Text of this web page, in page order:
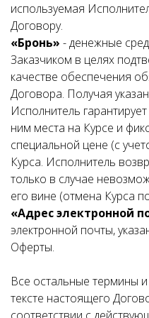
используемая
Договору.
«Бронь» - денежные
Заказчиком в целях
качестве обеспечения
Договора. Получая
Исполнитель
ним места на Курсе и
специальной цене (с
Курса. Исполнитель
только в случае
его вине (отмена Курса
«Адрес электронной
электронной почты,
Оферты.
Все остальные термины
тексте настоящего